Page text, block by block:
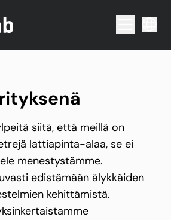
Menu
siitä, että meillä on
lattiapinta-alaa, se ei
menestystämme.
edistämään älykkäiden
kehittämistä.